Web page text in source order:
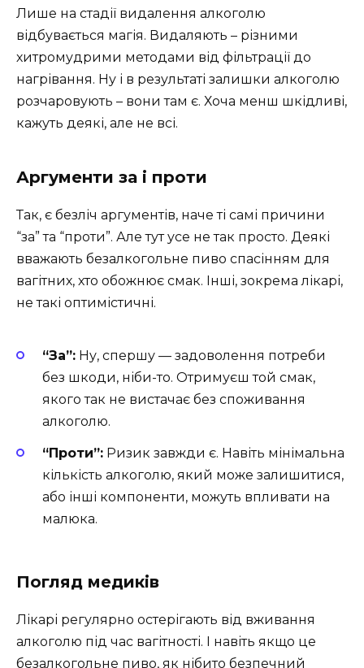
Лише на стадії видалення алкоголю
відбувається магія. Видаляють – різними
хитромудрими методами від фільтрації до
нагрівання. Ну і в результаті залишки алкоголю
розчаровують – вони там є. Хоча менш шкідливі,
кажуть деякі, але не всі.
Аргументи за і проти
Так, є безліч аргументів, наче ті самі причини
“за” та “проти”. Але тут усе не так просто. Деякі
вважають безалкогольне пиво спасінням для
вагітних, хто обожнює смак. Інші, зокрема лікарі,
не такі оптимістичні.
“За”: Ну, спершу — задоволення потреби
без шкоди, ніби-то. Отримуєш той смак,
якого так не вистачає без споживання
алкоголю.
“Проти”: Ризик завжди є. Навіть мінімальна
кількість алкоголю, який може залишитися,
або інші компоненти, можуть впливати на
малюка.
Погляд медиків
Лікарі регулярно остерігають від вживання
алкоголю під час вагітності. І навіть якщо це
безалкогольне пиво, як нібито безпечний